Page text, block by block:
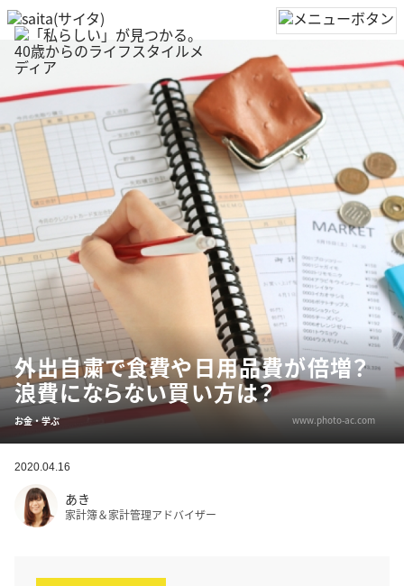
外出自粛で食費や日用品費が倍増？
浪費にならない買い方は？
お金・学ぶ www.photo-ac.com
2020.04.16
あき
家計簿＆家計管理アドバイザー